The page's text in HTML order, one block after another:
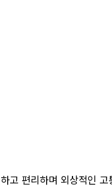
고 편리하며 외상적인 고